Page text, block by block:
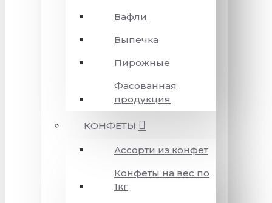
Вафли
Выпечка
Пирожные
Фасованная
продукция
КОНФЕТЫ
Ассорти из конфет
Конфеты на вес по
1кг